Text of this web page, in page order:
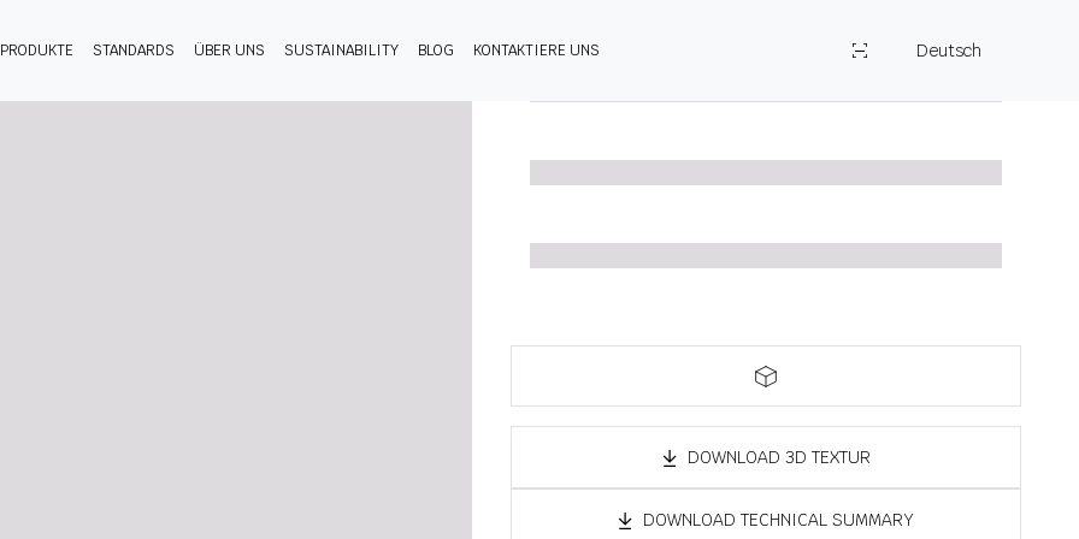
PRODUKTE STANDARDS ÜBER UNS SUSTAINABILITY BLOG KONTAKTIERE UNS Deutsch
DOWNLOAD 3D TEXTUR
DOWNLOAD TECHNICAL SUMMARY